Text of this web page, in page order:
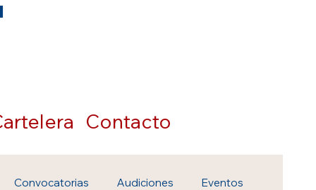
Contacto
Convocatorias Audiciones Eventos